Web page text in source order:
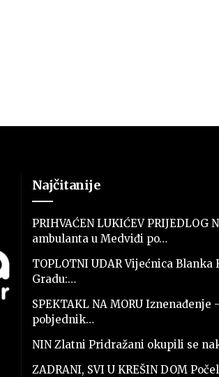
Najčitanije
PRIHVAĆEN LUKIĆEV PRIJEDLOG
ambulanta u Medviđi po…
TOPLOTNI UDAR Vijećnica
Gradu:…
SPEKTAKL NA MORU Iznenađenje
pobjednik…
NIN Zlatni Pridražani okupili se
ZADRANI, SVI U KREŠIN DOM